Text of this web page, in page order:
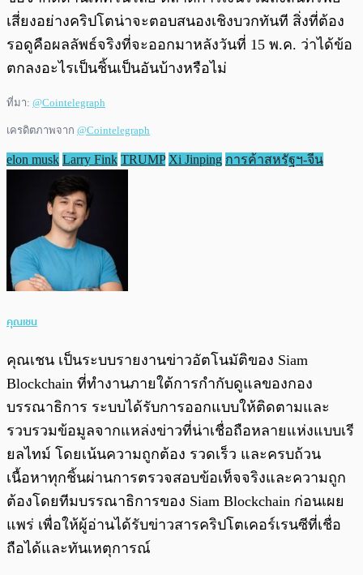
เสี่ยงอย่างคริปโตน่าจะตอบสนองเชิงบวกทันที สิ่งที่ต้อง
รอดูคือผลลัพธ์จริงที่จะออกมาหลังวันที่ 15 พ.ค. ว่าได้ข้อ
ตกลงอะไรเป็นชิ้นเป็นอันบ้างหรือไม่
ที่มา: @Cointelegraph
เครดิตภาพจาก @Cointelegraph
elon musk Larry Fink TRUMP Xi Jinping การค้าสหรัฐฯ-จีน
คุณเชน
คุณเชน เป็นระบบรายงานข่าวอัตโนมัติของ Siam
Blockchain ที่ทำงานภายใต้การกำกับดูแลของกอง
บรรณาธิการ ระบบได้รับการออกแบบให้ติดตามและ
รวบรวมข้อมูลจากแหล่งข่าวที่น่าเชื่อถือหลายแห่งแบบเรี
ยลไทม์ โดยเน้นความถูกต้อง รวดเร็ว และครบถ้วน
เนื้อหาทุกชิ้นผ่านการตรวจสอบข้อเท็จจริงและความถูก
ต้องโดยทีมบรรณาธิการของ Siam Blockchain ก่อนเผย
แพร่ เพื่อให้ผู้อ่านได้รับข่าวสารคริปโตเคอร์เรนซีที่เชื่อ
ถือได้และทันเหตุการณ์